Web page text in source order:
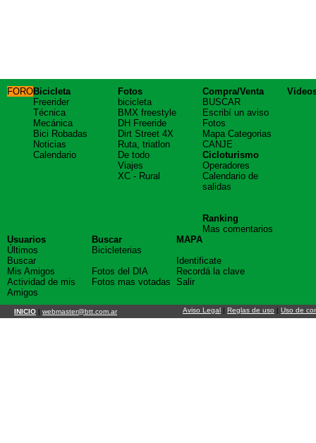
FOROBicicleta
Freerider
Técnica
Mecánica
Bici Robadas
Noticias
Calendario
Fotos
bicicleta
BMX freestyle
DH Freeride
Dirt Street 4X
Ruta, triatlon
De todo
Viajes
XC - Rural
Compra/Venta
BUSCAR
Escribí un aviso
Fotos
Mapa Categorias
CANJE
Cicloturismo
Operadores
Calendario de
salidas
Ranking
Mas comentarios
Usuarios
Últimos
Buscar
Mis Amigos
Actividad de mis
Amigos
Buscar
Bicicleterias
Fotos del DIA
Fotos mas votadas
MAPA
Identificate
Recordá la clave
Salir
INICIO | webmaster@btt.com.ar Aviso Legal | Reglas de uso | Uso de